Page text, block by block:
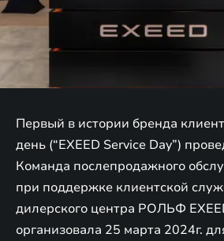
Первый в истории бренда
день (“EXEED Service Day”)
Команда послепродажного
при поддержке клиентской
дилерского центра РОЛЬФ
организовала 25 марта 2024г.